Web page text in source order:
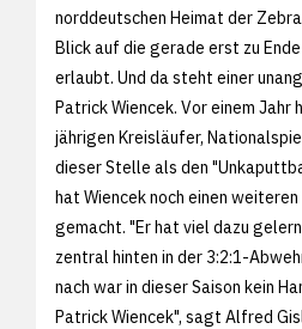
norddeutschen Heimat der
Blick auf die gerade erst zu
erlaubt. Und da steht einer
Patrick Wiencek. Vor einem Jahr
jährigen Kreisläufer,
dieser Stelle als den
hat Wiencek noch einen
gemacht. "Er hat viel dazu
zentral hinten in der 3:2:1-
nach war in dieser Saison kein
Patrick Wiencek", sagt Alfred